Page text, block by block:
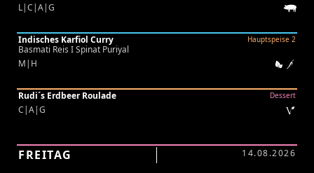
L|C|A|G
Indisches Karfiol Curry Hauptspeise 2
Basmati Reis I Spinat Puriyal
M|H
Rudi´s Erdbeer Roulade Dessert
C|A|G
FREITAG 14.08.2026